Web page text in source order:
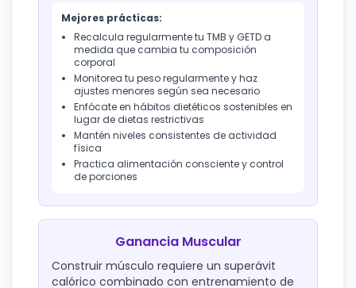
Mejores prácticas:
Recalcula regularmente tu TMB y GETD a
medida que cambia tu composición
corporal
Monitorea tu peso regularmente y haz
ajustes menores según sea necesario
Enfócate en hábitos dietéticos sostenibles en
lugar de dietas restrictivas
Mantén niveles consistentes de actividad
física
Practica alimentación consciente y control
de porciones
Ganancia Muscular
Construir músculo requiere un superávit
calórico combinado con entrenamiento de